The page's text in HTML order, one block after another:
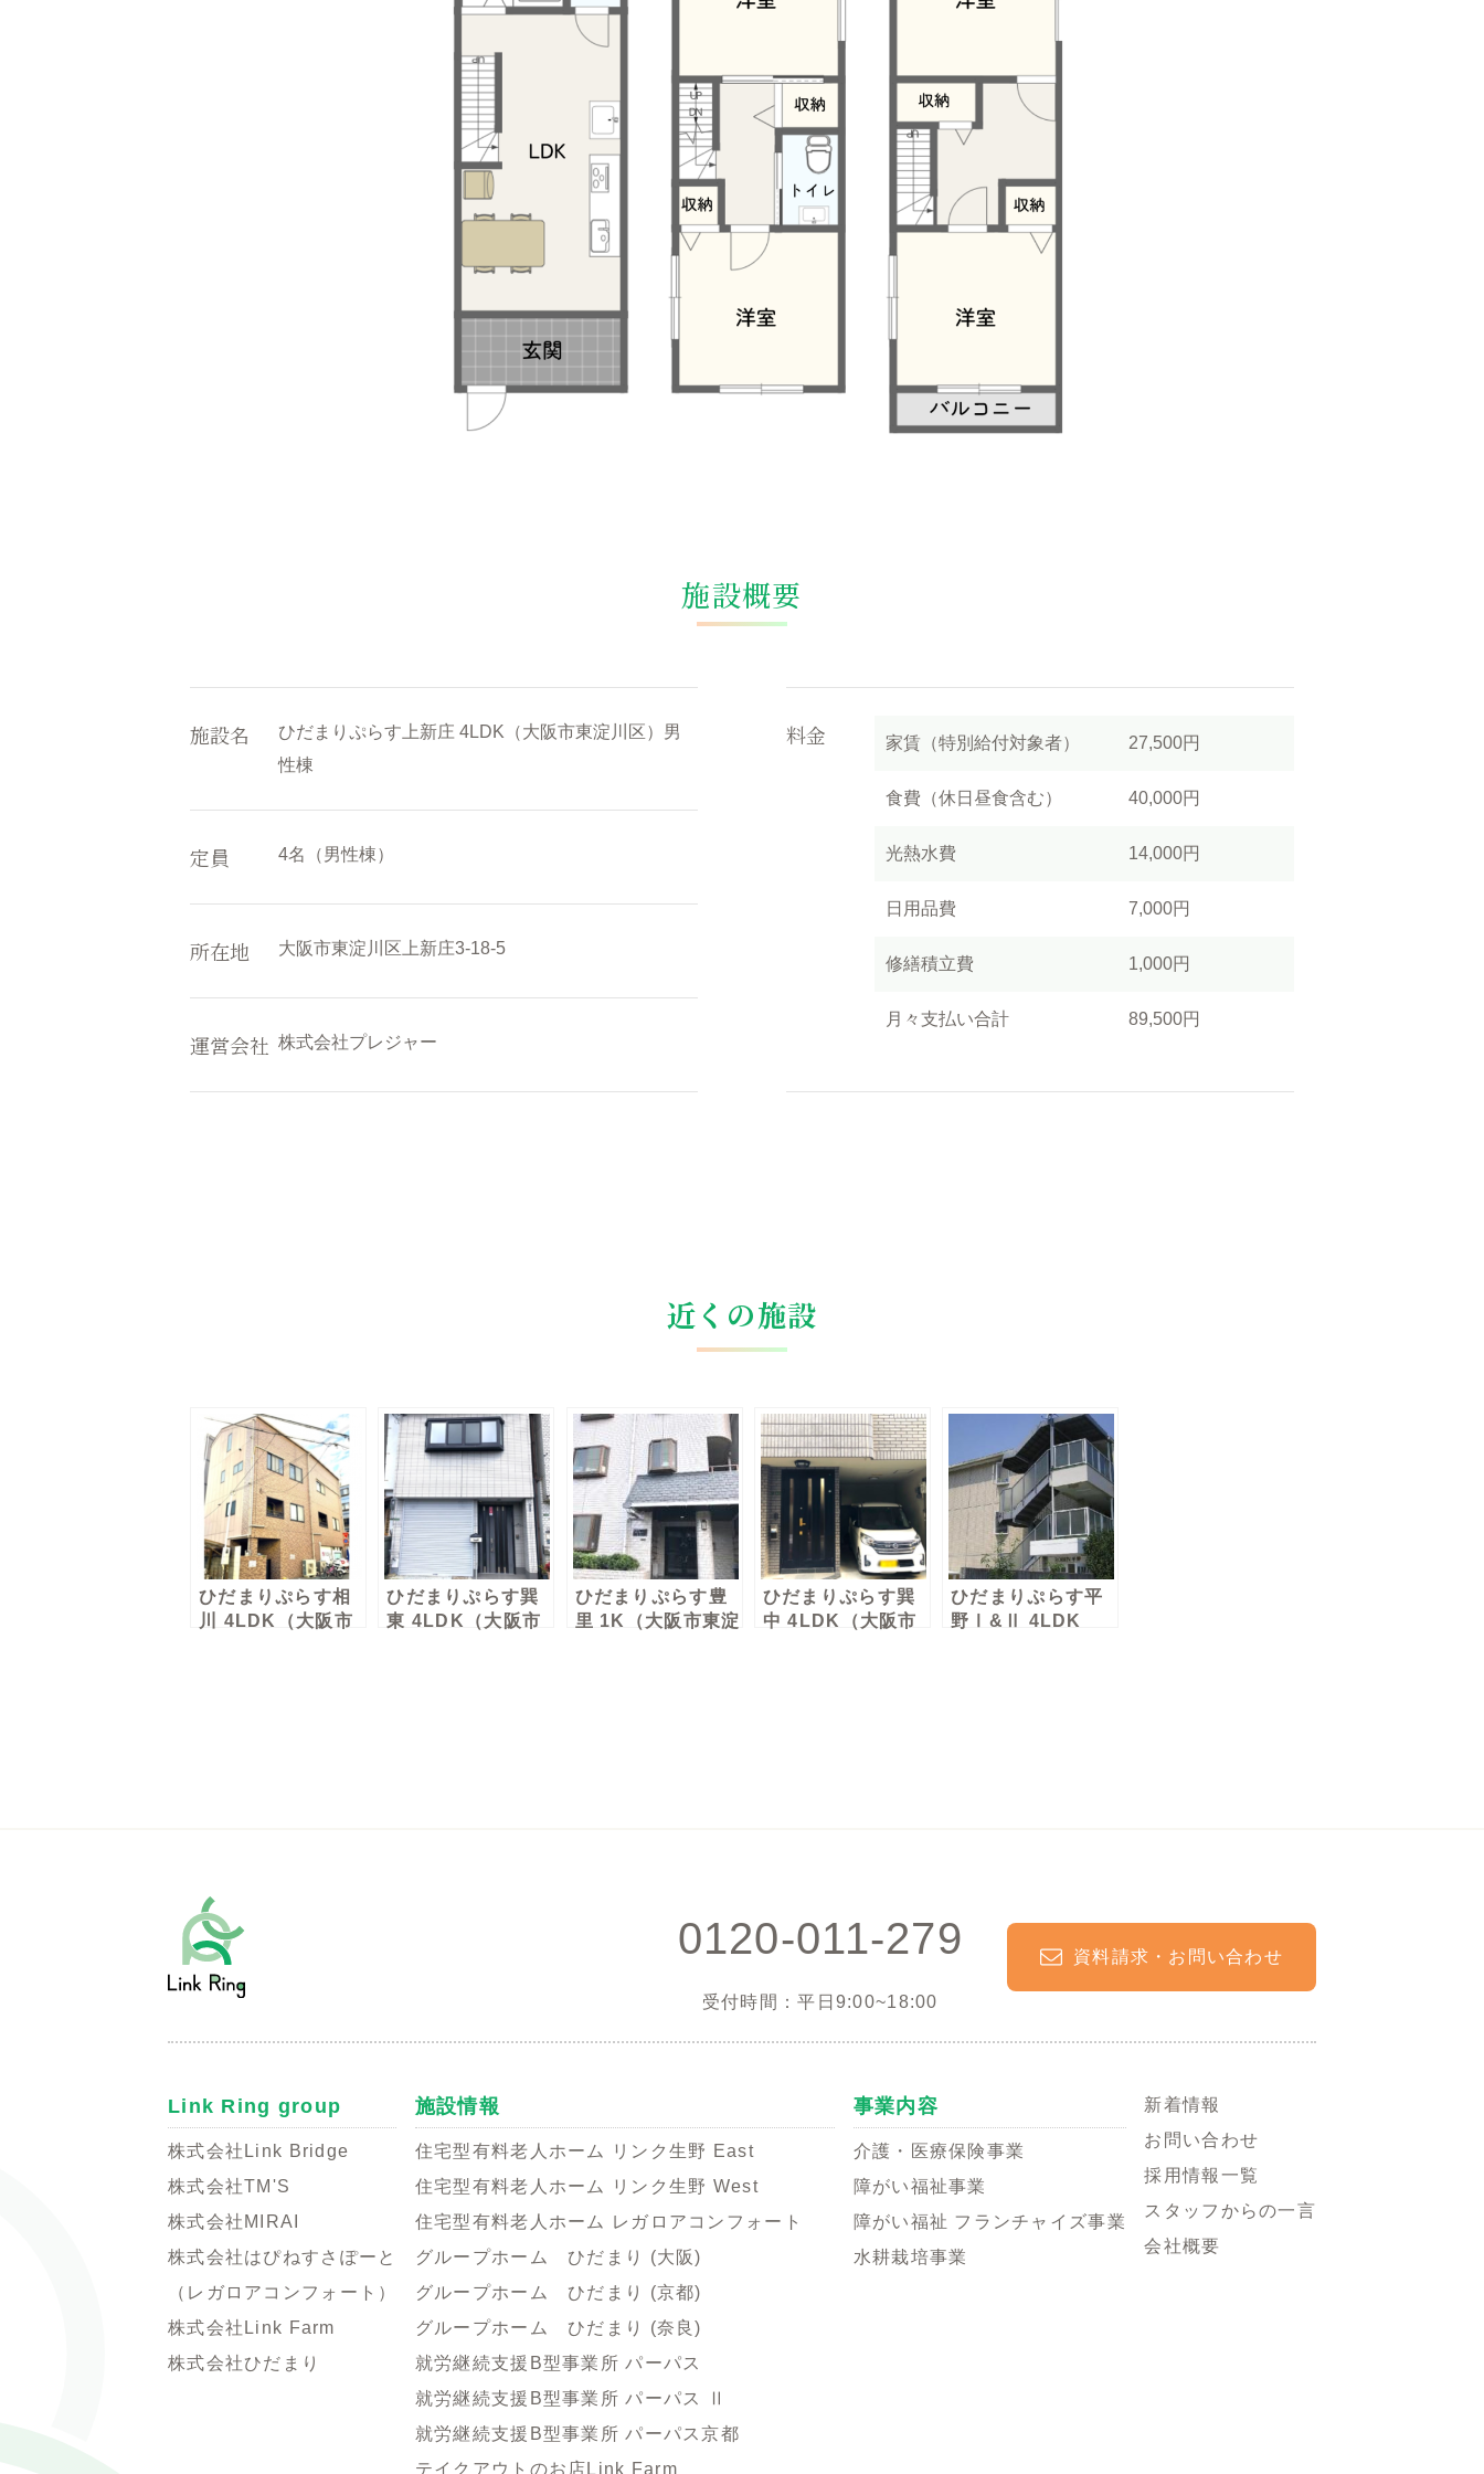
施設概要
施設名
ひだまりぷらす上新庄 4LDK（大阪市東淀川区）男
性棟
定員 4名（男性棟）
所在地 大阪市東淀川区上新庄3-18-5
運営会社 株式会社プレジャー
料金 家賃（特別給付対象者） 27,500円
食費（休日昼食含む） 40,000円
光熱水費 14,000円
日用品費 7,000円
修繕積立費 1,000円
月々支払い合計 89,500円
近くの施設
ひだまりぷらす相
川 4LDK（大阪市
ひだまりぷらす巽
東 4LDK（大阪市
ひだまりぷらす豊
里 1K（大阪市東淀
ひだまりぷらす巽
中 4LDK（大阪市
ひだまりぷらす平
野Ⅰ&Ⅱ 4LDK
0120-011-279
受付時間：平日9:00~18:00
資料請求・お問い合わせ
Link Ring group
株式会社Link Bridge
株式会社TM'S
株式会社MIRAI
株式会社はぴねすさぽーと
（レガロアコンフォート）
株式会社Link Farm
株式会社ひだまり
施設情報
住宅型有料老人ホーム リンク生野 East
住宅型有料老人ホーム リンク生野 West
住宅型有料老人ホーム レガロアコンフォート
グループホーム ひだまり (大阪)
グループホーム ひだまり (京都)
グループホーム ひだまり (奈良)
就労継続支援B型事業所 パーパス
就労継続支援B型事業所 パーパス Ⅱ
就労継続支援B型事業所 パーパス京都
テイクアウトのお店Link Farm
事業内容
介護・医療保険事業
障がい福祉事業
障がい福祉 フランチャイズ事業
水耕栽培事業
新着情報
お問い合わせ
採用情報一覧
スタッフからの一言
会社概要